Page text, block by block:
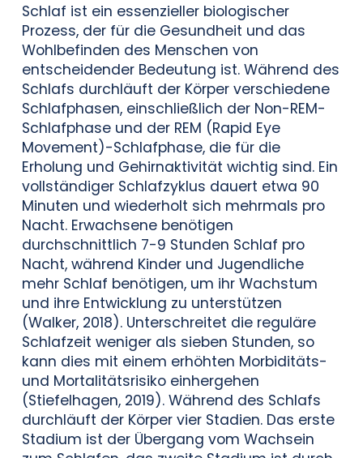
Schlaf ist ein essenzieller biologischer
Prozess, der für die Gesundheit und das
Wohlbefinden des Menschen von
entscheidender Bedeutung ist. Während des
Schlafs durchläuft der Körper verschiedene
Schlafphasen, einschließlich der Non-REM-
Schlafphase und der REM (Rapid Eye
Movement)-Schlafphase, die für die
Erholung und Gehirnaktivität wichtig sind. Ein
vollständiger Schlafzyklus dauert etwa 90
Minuten und wiederholt sich mehrmals pro
Nacht. Erwachsene benötigen
durchschnittlich 7-9 Stunden Schlaf pro
Nacht, während Kinder und Jugendliche
mehr Schlaf benötigen, um ihr Wachstum
und ihre Entwicklung zu unterstützen
(Walker, 2018). Unterschreitet die reguläre
Schlafzeit weniger als sieben Stunden, so
kann dies mit einem erhöhten Morbiditäts-
und Mortalitätsrisiko einhergehen
(Stiefelhagen, 2019). Während des Schlafs
durchläuft der Körper vier Stadien. Das erste
Stadium ist der Übergang vom Wachsein